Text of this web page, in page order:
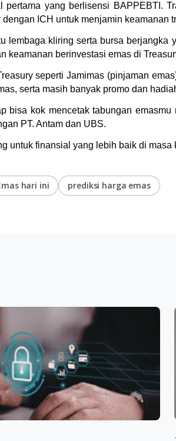
yang berlisensi BAPPEBTI.
ICH untuk menjamin keamanan
lembaga kliring serta bursa berjangka
keamanan berinvestasi emas di
seperti Jamimas (pinjaman
serta masih banyak promo dan
bisa kok mencetak tabungan
PT. Antam dan UBS.
untuk finansial yang lebih baik di masa
hari ini prediksi harga emas